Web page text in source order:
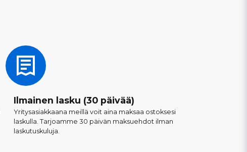
Ilmainen lasku (30 päivää)
Yritysasiakkaana meillä voit aina maksaa ostoksesi
laskulla. Tarjoamme 30 päivän maksuehdot ilman
laskutuskuluja.